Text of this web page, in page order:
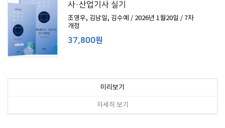
사·산업기사 실기
조영우, 김남일, 김수예 / 2026년 1월20일 / 7차
개정
37,800원
미리보기
자세히 보기